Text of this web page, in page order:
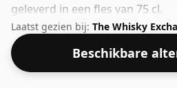
geleverd in een fles van 75 cl.
Laatst gezien bij: The Whisky
Beschikbare